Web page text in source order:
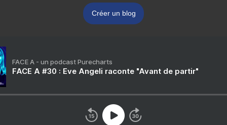
Créer un blog
FACE A - un podcast Purecharts
FACE A #30 : Eve Angeli raconte "Avant de partir"